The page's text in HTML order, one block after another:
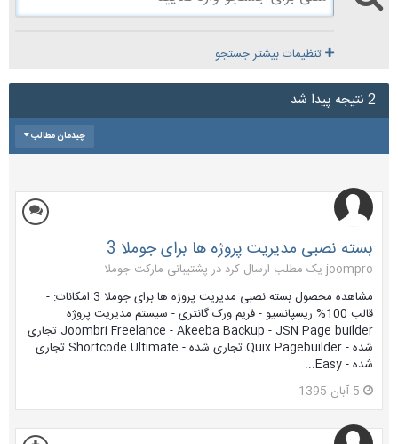
تنظیمات بیشتر جستجو
2 نتیجه پیدا شد
چیدمان مطالب
بسته نصبی مدیریت پروژه ها برای جوملا 3
joompro یک مطلب ارسال کرد در
پشتیبانی مارکت جوملا
مشاهده محصول بسته نصبی مدیریت پروژه ها برای جوملا 3 امکانات: -
قالب 100% ریسپانسیو - فریم ورک گانتری - سیستم مدیریت پروژه
Joombri Freelance - Akeeba Backup - JSN Page builder تجاری
شده - Quix Pagebuilder تجاری شده - Shortcode Ultimate تجاری
شده - Easy...
5 آبان 1395